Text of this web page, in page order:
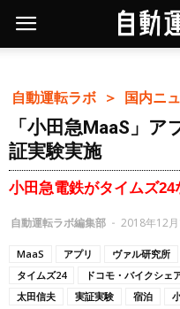
自動運転ラボ ＞ 国内ニ
「小田急MaaS」
証実験実施
小田急電鉄がタイムズ24
自動運転ラボ編集部 - 2018年12
MaaS アプリ ヴァル研究所
タイムズ24
ドコモ・バイクシェ
太田信夫
実証実験 宿泊